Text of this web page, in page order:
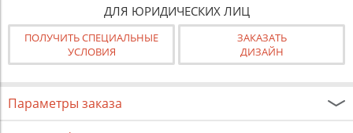
ДЛЯ ЮРИДИЧЕСКИХ ЛИЦ
ПОЛУЧИТЬ СПЕЦИАЛЬНЫЕ
УСЛОВИЯ
ЗАКАЗАТЬ
ДИЗАЙН
Параметры заказа